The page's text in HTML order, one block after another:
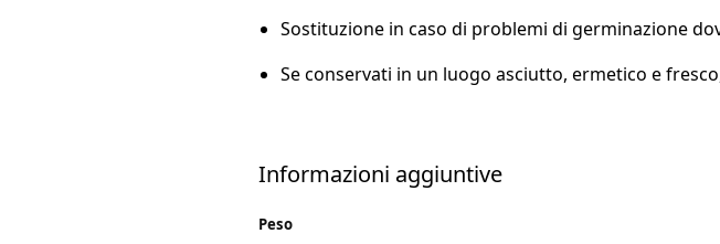
Sostituzione in caso di problemi di germinazione
Se conservati in un luogo asciutto, ermetico e
Informazioni aggiuntive
Peso